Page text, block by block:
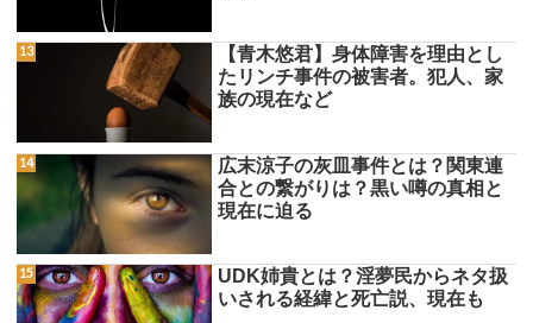
【青木悠君】身体障害を理由とし
たリンチ事件の被害者。犯人、家
族の現在など
広末涼子の灰皿事件とは？関東連
合との繋がりは？黒い噂の真相と
現在に迫る
UDK姉貴とは？淫夢民からネタ扱
いされる経緯と死亡説、現在も